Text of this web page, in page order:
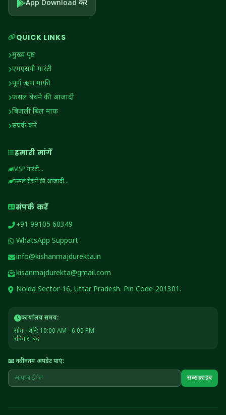
App Download करें
QUICK LINKS
मुख्य पृष्ठ
एमएसपी गारंटी
पूर्ण ऋण माफी
फसल बेचने की आजादी
बिजली बिल माफ
संपर्क करें
हमारी मांगें
MSP गारंटी...
फसल बेचने की आजादी...
संपर्क करें
+91 99105 60349
WhatsApp Support
info@kishanmajdurekta.in
kisanmajdurekta@gmail.com
Noida Sector-16, Uttar Pradesh. Pin Code-201301.
कार्यालय समय:
सोम - शनि: 10:00 AM - 6:00 PM
रविवार: बंद
📧 नवीनतम अपडेट पाएं:
सब्सक्राइब